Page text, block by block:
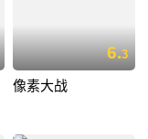
6.3
像素大战